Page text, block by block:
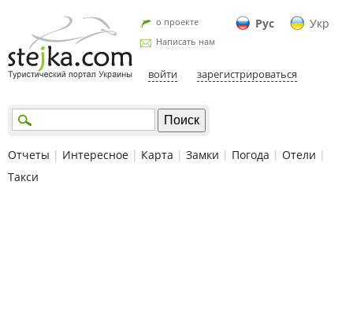
Рус Укр
о проекте
Написать нам
войти зарегистрироваться
Отчеты | Интересное | Карта | Замки | Погода | Отели |
Такси